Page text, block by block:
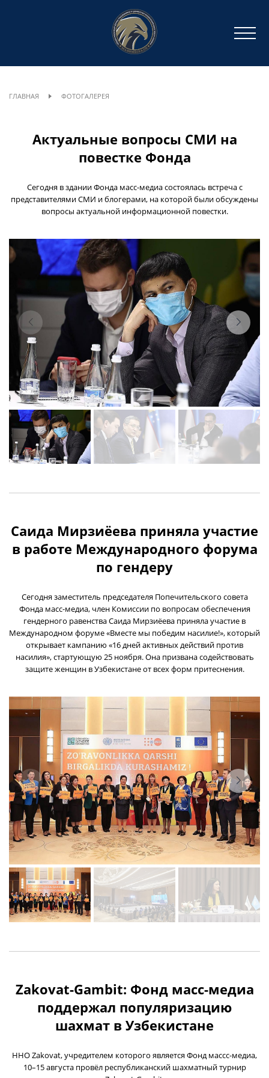
ГЛАВНАЯ ФОТОГАЛЕРЕЯ
Актуальные вопросы СМИ на
повестке Фонда
Сегодня в здании Фонда масс-медиа состоялась встреча с
представителями СМИ и блогерами, на которой были обсуждены
вопросы актуальной информационной повестки.
Саида Мирзиёева приняла участие
в работе Международного форума
по гендеру
Сегодня заместитель председателя Попечительского совета
Фонда масс-медиа, член Комиссии по вопросам обеспечения
гендерного равенства Саида Мирзиёева приняла участие в
Международном форуме «Вместе мы победим насилие!», который
открывает кампанию «16 дней активных действий против
насилия», стартующую 25 ноября. Она призвана содействовать
защите женщин в Узбекистане от всех форм притеснения.
Zakovat-Gambit: Фонд масс-медиа
поддержал популяризацию
шахмат в Узбекистане
ННО Zakovat, учредителем которого является Фонд массс-медиа,
10–15 августа провёл республиканский шахматный турнир